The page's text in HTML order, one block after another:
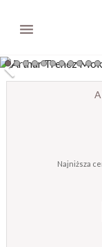

Najniższa
Pytanie: